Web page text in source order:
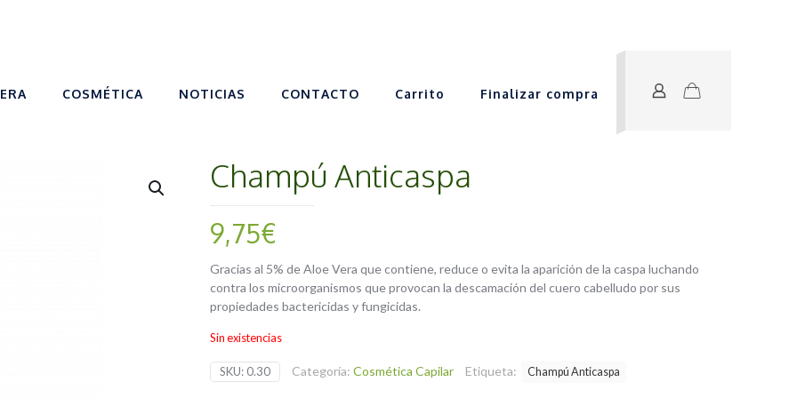
COSMÉTICA NOTICIAS CONTACTO Carrito Finalizar compra
Champú Anticaspa
9,75€
Gracias al 5% de Aloe Vera que contiene, reduce o evita la aparición de la caspa luchando
contra los microorganismos que provocan la descamación del cuero cabelludo por sus
propiedades bactericidas y fungicidas.
Sin existencias
SKU: 0.30 Categoría: Cosmética Capilar Etiqueta: Champú Anticaspa